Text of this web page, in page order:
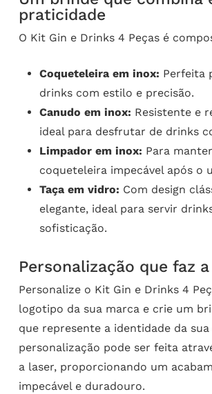
praticidade
O Kit Gin e Drinks 4 Peças é
Coqueteleira em inox: Perfeita
drinks com estilo e precisão.
Canudo em inox: Resistente e
ideal para desfrutar de drinks
Limpador em inox: Para
coqueteleira impecável após o
Taça em vidro: Com design
elegante, ideal para servir
sofisticação.
Personalização que faz
Personalize o Kit Gin e Drinks 4
logotipo da sua marca e crie um
que represente a identidade da sua
personalização pode ser feita
a laser, proporcionando um
impecável e duradouro.